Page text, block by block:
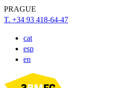
PRAGUE
T. +34 93 418-64-47
cat
esp
en